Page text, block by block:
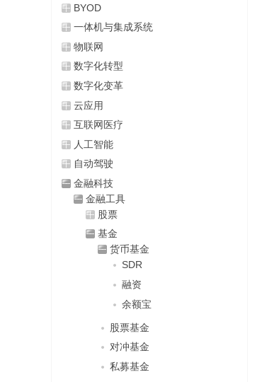
BYOD
一体机与集成系统
物联网
数字化转型
数字化变革
云应用
互联网医疗
人工智能
自动驾驶
金融科技
金融工具
股票
基金
货币基金
SDR
融资
余额宝
股票基金
对冲基金
私募基金